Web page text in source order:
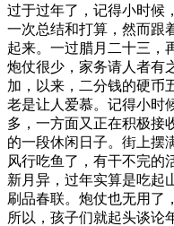
过于过年了，记得小时候
一次总结和打算，然而跟
起来。一过腊月二十三，
炮仗很少，家务请人者有
加，以来，二分钱的硬币
老是让人爱慕。记得小时
多，一方面又正在积极接
的一段休闲日子。街上摆
风行吃鱼了，有干不完的
新月异，过年实算是吃起
刷品春联。炮仗也无用了
所以，孩子们就起头谈论